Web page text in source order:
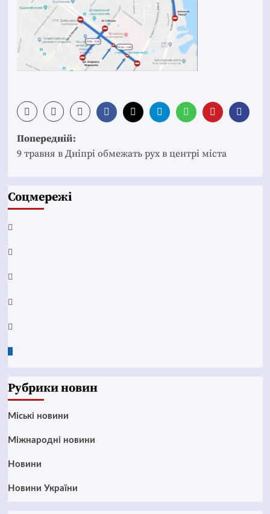
Post
navigation
Попередній:
9 травня в Дніпрі обмежать рух в центрі міста
Соцмережі
Facebook
YouTube
Telegram
Instagram
Twitter
Google
Рубрики новин
Mіські новини
Міжнародні новини
Новини
Новини України